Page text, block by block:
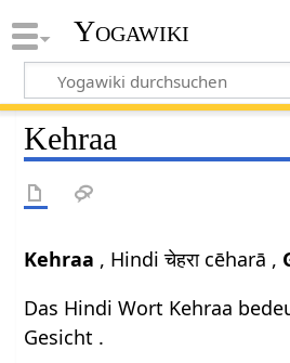
Yogawiki
Kehraa
Kehraa , Hindi चेहरा cēharā ,
Das Hindi Wort Kehraa
Gesicht .